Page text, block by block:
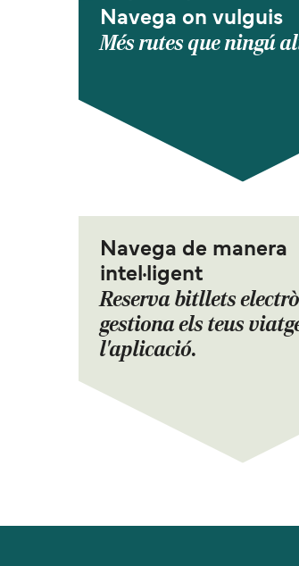
Navega on vulguis
Més rutes que ningú
Navega de manera
intel·ligent
Reserva bitllets
gestiona els teus
l'aplicació.